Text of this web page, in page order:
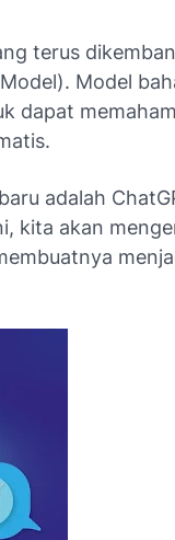
terus
Model
dapat
adalah
kita akan